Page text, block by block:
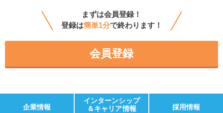
まずは会員登録！
登録は簡単1分で終わります！
会員登録
企業情報
インターンシップ
＆キャリア情報
採用情報